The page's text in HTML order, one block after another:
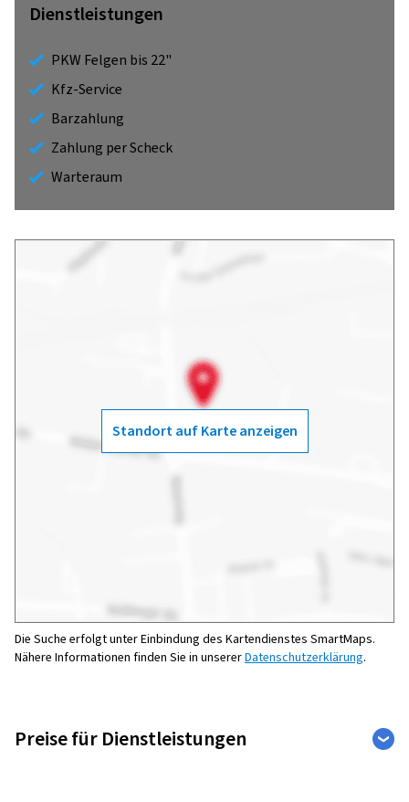
Dienstleistungen
PKW Felgen bis 22"
Kfz-Service
Barzahlung
Zahlung per Scheck
Warteraum
Standort auf Karte anzeigen
Die Suche erfolgt unter Einbindung des Kartendienstes SmartMaps.
Nähere Informationen finden Sie in unsererDatenschutzerklärung.
Preise für Dienstleistungen